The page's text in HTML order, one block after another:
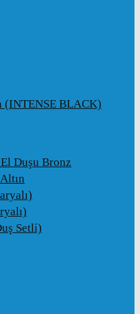
(INTENSE BLACK)
Duşu Bronz
Setli)